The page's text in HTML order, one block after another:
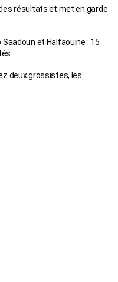
résultats et met en garde
et Halfaouine : 15
deux grossistes, les